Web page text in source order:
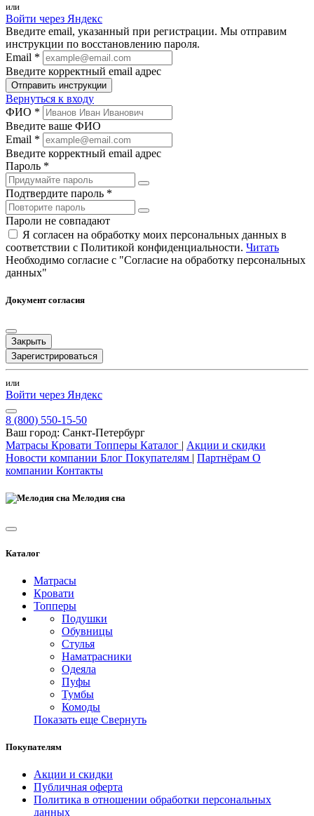
или
Войти через Яндекс
Введите email, указанный при регистрации. Мы отправим
инструкции по восстановлению пароля.
Email *
Введите корректный email адрес
Отправить инструкции
Вернуться к входу
ФИО *
Введите ваше ФИО
Email *
Введите корректный email адрес
Пароль *
Подтвердите пароль *
Пароли не совпадают
Я согласен на обработку моих персональных данных в
соответствии с Политикой конфиденциальности. Читать
Необходимо согласие с "Согласие на обработку персональных
данных"
Документ согласия
Закрыть
Зарегистрироваться
или
Войти через Яндекс
8 (800) 550-15-50
Ваш город: Санкт-Петербург
Матрасы Кровати Топперы Каталог | Акции и скидки
Новости компании Блог Покупателям | Партнёрам О
компании Контакты
Мелодия сна
Каталог
Матрасы
Кровати
Топперы
Подушки
Обувницы
Стулья
Наматрасники
Одеяла
Пуфы
Тумбы
Комоды
Показать еще Свернуть
Покупателям
Акции и скидки
Публичная оферта
Политика в отношении обработки персональных
данных